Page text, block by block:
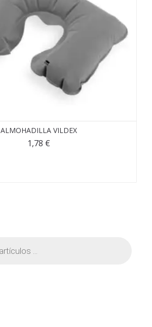
ALMOHADILLA VILDEX
1,78 €